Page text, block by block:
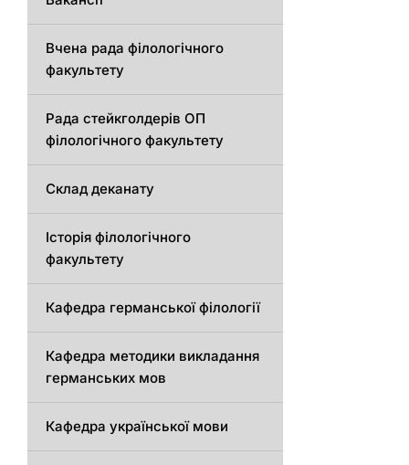
Вчена рада філологічного
факультету
Рада стейкголдерів ОП
філологічного факультету
Склад деканату
Історія філологічного
факультету
Кафедрa германської філології
Кафедрa методики викладання
германських мов
Кафедра української мови